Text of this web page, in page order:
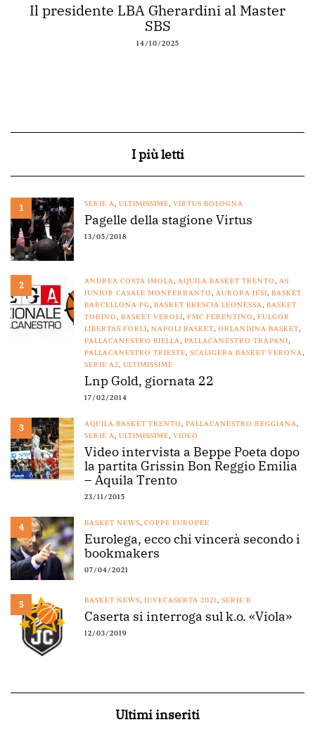
Il presidente LBA Gherardini al Master
SBS
14/10/2025
I più letti
1 SERIE A, ULTIMISSIME, VIRTUS BOLOGNA
Pagelle della stagione Virtus
13/05/2018
2 ANDREA COSTA IMOLA, AQUILA BASKET TRENTO, AS
JUNIOR CASALE MONFERRANTO, AURORA JESI, BASKET
BARCELLONA PG, BASKET BRESCIA LEONESSA, BASKET
TORINO, BASKET VEROLI, FMC FERENTINO, FULGOR
LIBERTAS FORLÌ, NAPOLI BASKET, ORLANDINA BASKET,
PALLACANESTRO BIELLA, PALLACANESTRO TRAPANI,
PALLACANESTRO TRIESTE, SCALIGERA BASKET VERONA,
SERIE A2, ULTIMISSIME
Lnp Gold, giornata 22
17/02/2014
3 AQUILA BASKET TRENTO, PALLACANESTRO REGGIANA,
SERIE A, ULTIMISSIME, VIDEO
Video intervista a Beppe Poeta dopo
la partita Grissin Bon Reggio Emilia
– Aquila Trento
23/11/2015
4 BASKET NEWS, COPPE EUROPEE
Eurolega, ecco chi vincerà secondo i
bookmakers
07/04/2021
5 BASKET NEWS, JUVECASERTA 2021, SERIE B
Caserta si interroga sul k.o. «Viola»
12/03/2019
Ultimi inseriti